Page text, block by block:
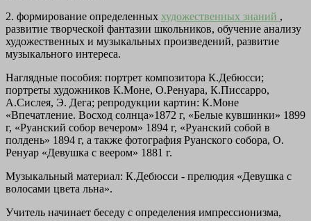
2. формирование определенных художественных знаний ,
развитие творческой фантазии школьников, обучение анализу
художественных и музыкальных произведений, развитие
музыкального интереса.
Наглядные пособия: портрет композитора К.Дебюсси;
портреты художников К.Моне, О.Ренуара, К.Писсарро,
А.Сислея, Э. Дега; репродукции картин: К.Моне
«Впечатление. Восход солнца»1872 г, «Белые кувшинки» 1899
г, «Руанский собор вечером» 1894 г, «Руанский собой в
полдень» 1894 г, а также фотография Руанского собора, О.
Ренуар «Девушка с веером» 1881 г.
Музыкальный материал: К.Дебюсси - прелюдия «Девушка с
волосами цвета льна».
Учитель начинает беседу с определения импрессионизма,